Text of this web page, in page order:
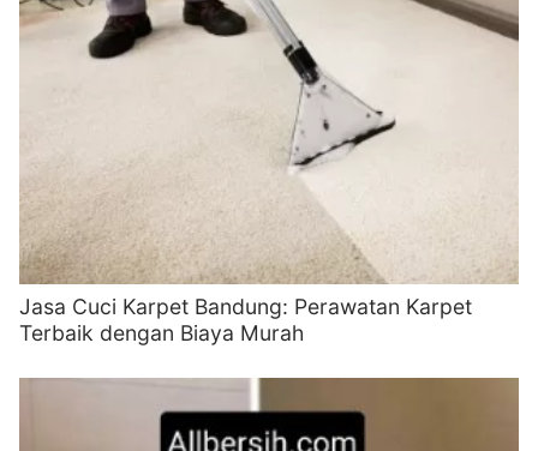
Jasa Cuci Karpet Bandung: Perawatan Karpet
Terbaik dengan Biaya Murah